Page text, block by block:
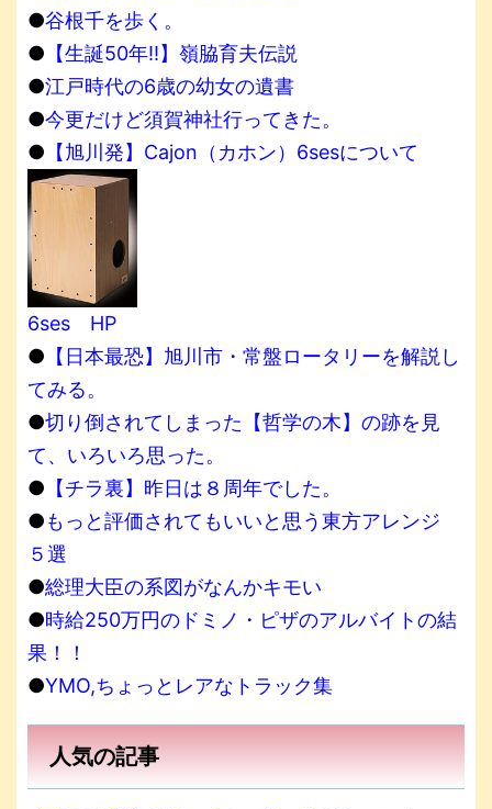
●谷根千を歩く。
● 【生誕50年!!】嶺脇育夫伝説
●江戸時代の6歳の幼女の遺書
●今更だけど須賀神社行ってきた。
● 【旭川発】Cajon（カホン）6sesについて
6ses HP
● 【日本最恐】旭川市・常盤ロータリーを解説し
てみる。
●切り倒されてしまった【哲学の木】の跡を見
て、いろいろ思った。
● 【チラ裏】昨日は８周年でした。
●もっと評価されてもいいと思う東方アレンジ
５選
●総理大臣の系図がなんかキモい
●時給250万円のドミノ・ピザのアルバイトの結
果！！
●YMO,ちょっとレアなトラック集
人気の記事